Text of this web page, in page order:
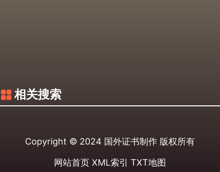
相关搜索
Copyright © 2024 国外证书制作 版权所有
网站首页 XML索引 TXT地图